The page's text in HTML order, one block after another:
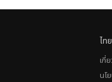
ไท
เกี่
นโ